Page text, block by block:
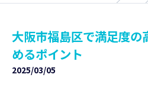
大阪市福島区で満足度の
めるポイント
2025/03/05